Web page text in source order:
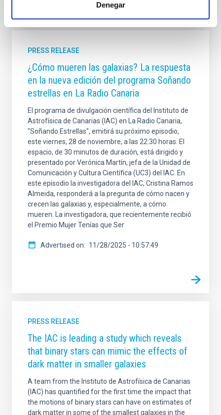
Denegar
PRESS RELEASE
¿Cómo mueren las galaxias? La respuesta
en la nueva edición del programa Soñando
estrellas en La Radio Canaria
El programa de divulgación científica del Instituto de
Astrofísica de Canarias (IAC) en La Radio Canaria,
"Soñando Estrellas", emitirá su próximo episodio,
este viernes, 28 de noviembre, a las 22:30 horas. El
espacio, de 30 minutos de duración, está dirigido y
presentado por Verónica Martín, jefa de la Unidad de
Comunicación y Cultura Científica (UC3) del IAC. En
este episodio la investigadora del IAC, Cristina Ramos
Almeida, responderá a la pregunta de cómo nacen y
crecen las galaxias y, especialmente, a cómo
mueren. La investigadora, que recientemente recibió
el Premio Mujer Tenías que Ser
Advertised on 11/28/2025 - 10:57:49
PRESS RELEASE
The IAC is leading a study which reveals
that binary stars can mimic the effects of
dark matter in smaller galaxies
A team from the Instituto de Astrofísica de Canarias
(IAC) has quantified for the first time the impact that
the motions of binary stars can have on estimates of
dark matter in some of the smallest galaxies in the